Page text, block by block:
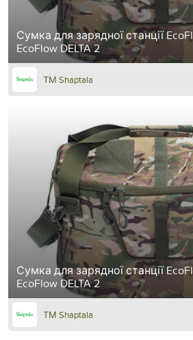
Сумка для зарядної станції
EcoFlow DELTA 2
ТМ Shaptala
Сумка для зарядної станції
EcoFlow DELTA 2
ТМ Shaptala